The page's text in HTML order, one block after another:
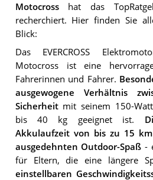
Motocrosshat das
recherchiert. Hier finden Sie
Blick:
Das EVERCROSS
Motocross ist eine
Fahrerinnen und Fahrer.
ausgewogene Verhältnis
Sicherheitmit seinem 150-
bis 40 kg geeignet ist.
Akkulaufzeit von bis zu 15
ausgedehnten Outdoor-Spaß -
für Eltern, die eine längere
einstellbaren